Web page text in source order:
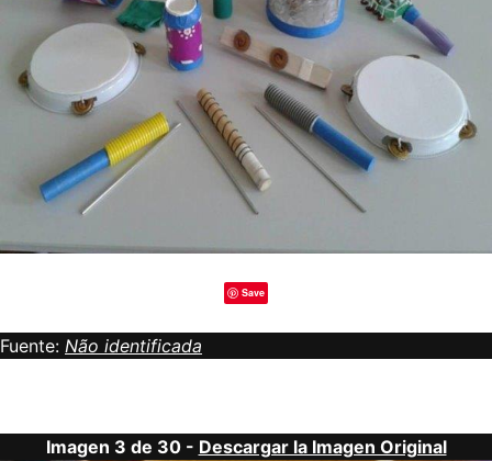
Save
Fuente: Não identificada
Imagen 3 de 30 - Descargar la Imagen Original